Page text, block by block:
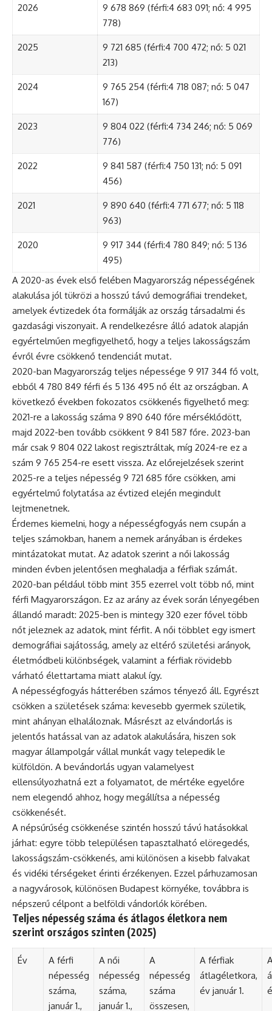
2026
9 678 869 (férfi:4 683 091; nő: 4 995
778)
2025
9 721 685 (férfi:4 700 472; nő: 5 021
213)
2024
9 765 254 (férfi:4 718 087; nő: 5 047
167)
2023
9 804 022 (férfi:4 734 246; nő: 5 069
776)
2022
9 841 587 (férfi:4 750 131; nő: 5 091
456)
2021
9 890 640 (férfi:4 771 677; nő: 5 118
963)
2020
9 917 344 (férfi:4 780 849; nő: 5 136
495)
A 2020-as évek első felében Magyarország népességének
alakulása jól tükrözi a hosszú távú demográfiai trendeket,
amelyek évtizedek óta formálják az ország társadalmi és
gazdasági viszonyait. A rendelkezésre álló adatok alapján
egyértelműen megfigyelhető, hogy a teljes lakosságszám
évről évre csökkenő tendenciát mutat.
2020-ban Magyarország teljes népessége 9 917 344 fő volt,
ebből 4 780 849 férfi és 5 136 495 nő élt az országban. A
következő években fokozatos csökkenés figyelhető meg:
2021-re a lakosság száma 9 890 640 főre mérséklődött,
majd 2022-ben tovább csökkent 9 841 587 főre. 2023-ban
már csak 9 804 022 lakost regisztráltak, míg 2024-re ez a
szám 9 765 254-re esett vissza. Az előrejelzések szerint
2025-re a teljes népesség 9 721 685 főre csökken, ami
egyértelmű folytatása az évtized elején megindult
lejtmenetnek.
Érdemes kiemelni, hogy a népességfogyás nem csupán a
teljes számokban, hanem a nemek arányában is érdekes
mintázatokat mutat. Az adatok szerint a női lakosság
minden évben jelentősen meghaladja a férfiak számát.
2020-ban például több mint 355 ezerrel volt több nő, mint
férfi Magyarországon. Ez az arány az évek során lényegében
állandó maradt: 2025-ben is mintegy 320 ezer fővel több
nőt jeleznek az adatok, mint férfit. A női többlet egy ismert
demográfiai sajátosság, amely az eltérő születési arányok,
életmódbeli különbségek, valamint a férfiak rövidebb
várható élettartama miatt alakul így.
A népességfogyás hátterében számos tényező áll. Egyrészt
csökken a születések száma: kevesebb gyermek születik,
mint ahányan elhaláloznak. Másrészt az elvándorlás is
jelentős hatással van az adatok alakulására, hiszen sok
magyar állampolgár vállal munkát vagy telepedik le
külföldön. A bevándorlás ugyan valamelyest
ellensúlyozhatná ezt a folyamatot, de mértéke egyelőre
nem elegendő ahhoz, hogy megállítsa a népesség
csökkenését.
A népsűrűség csökkenése szintén hosszú távú hatásokkal
járhat: egyre több településen tapasztalható elöregedés,
lakosságszám-csökkenés, ami különösen a kisebb falvakat
és vidéki térségeket érinti érzékenyen. Ezzel párhuzamosan
a nagyvárosok, különösen Budapest környéke, továbbra is
népszerű célpont a belföldi vándorlók körében.
Teljes népesség száma és átlagos életkora nem
szerint országos szinten (2025)
Év
A férfi
népesség
száma,
január 1.,
A női
népesség
száma,
január 1.,
A
népesség
száma
összesen,
A férfiak
átlagéletkora,
év január 1.